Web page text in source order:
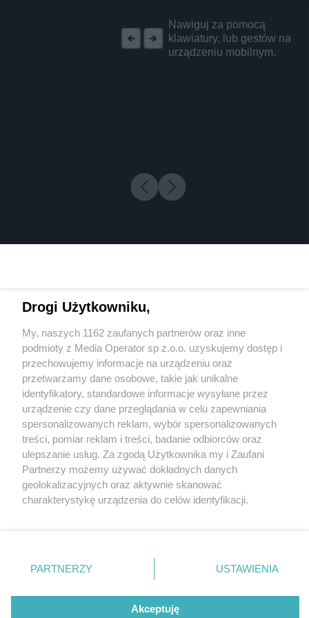
Nawiguj za pomocą
klawiatury, lub gestów na
urządzeniu mobilnym.
3 / 0
Wydawca mediów lokalnych
Nie zapomnij
zapoznać się z:
polityką prywatności
Twojemiasto
Piekary Śląskie
Chorzów
Tarnowskie Góry
Gliwice
Skontakuj sięz nami
Kontakt
Redakcja
Newsletter
Drogi Użytkowniku,
My, naszych 1162 zaufanych partnerów oraz inne
podmioty z Media Operator sp z.o.o. uzyskujemy dostęp i
przechowujemy informacje na urządzeniu oraz
przetwarzamy dane osobowe, takie jak unikalne
identyfikatory, standardowe informacje wysyłane przez
urządzenie czy dane przeglądania w celu zapewniania
spersonalizowanych reklam, wybór spersonalizowanych
treści, pomiar reklam i treści, badanie odbiorców oraz
ulepszanie usług. Za zgodą Użytkownika my i Zaufani
Partnerzy możemy używać dokładnych danych
geolokalizacyjnych oraz aktywnie skanować
charakterystykę urządzenia do celów identyfikacji.
zmienić/wycofać klikając przycisk ustawień prywatności
znajdujący się w lewym dolnym rogu strony
rodzaje przetwarzania danych nie wymagają zgody
użytkownika, ale masz prawo sprzeciwić się takiemu
PARTNERZY USTAWIENIA
Akceptuję